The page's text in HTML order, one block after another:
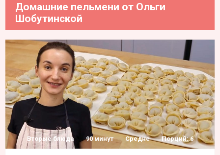
Домашние пельмени от Ольги
Шобутинской
Вторые блюда 90 минут Средне Порций: 6